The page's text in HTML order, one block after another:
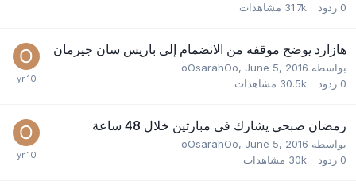
0 ردود 31.7k مشاهدات
هازارد يوضح موقفه من الانضمام إلى باريس سان جيرمان
بواسطه oOsarahOo ,June 5, 2016
0 ردود 30.5k مشاهدات
رمضان صبحي يشارك فى مبارتين خلال 48 ساعة
بواسطه oOsarahOo ,June 5, 2016
0 ردود 30k مشاهدات